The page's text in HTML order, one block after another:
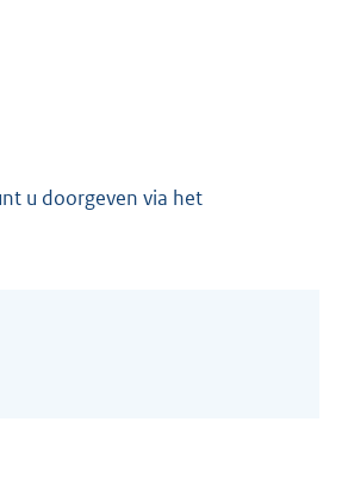
u doorgeven via het